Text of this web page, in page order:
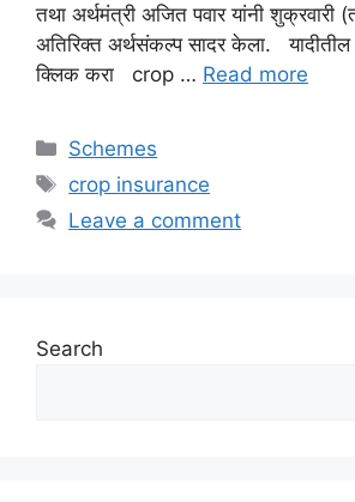
तथा अर्थमंत्री अजित पवार यांनी शुक्रवारी
अतिरिक्त अर्थसंकल्प सादर केला. यादीतील
क्लिक करा crop … Read more
Categories
Schemes
Tags
crop insurance
Leave a comment
Search